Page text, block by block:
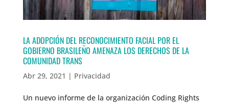
LA ADOPCIÓN DEL RECONOCIMIENTO FACIAL POR EL
GOBIERNO BRASILEÑO AMENAZA LOS DERECHOS DE LA
COMUNIDAD TRANS
Abr 29, 2021 | Privacidad
Un nuevo informe de la organización Coding Rights